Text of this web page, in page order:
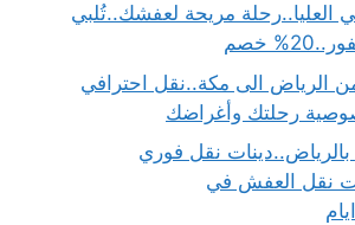
مريحة لعفشك..تُلبي
خصم
الرياض الى مكة..نقل احترافي
نقل فوري
نقل العفش في